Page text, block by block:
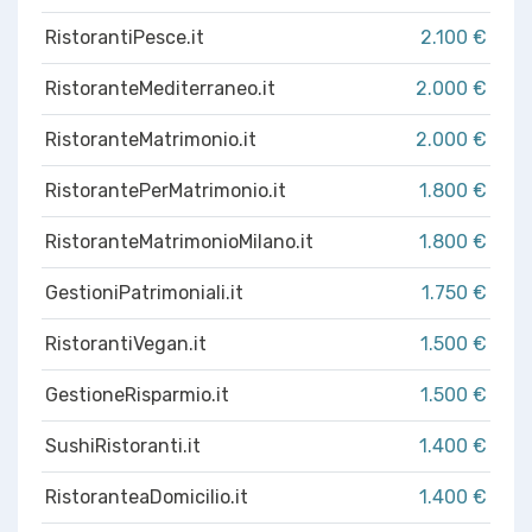
RistorantiPesce.it 2.100 €
RistoranteMediterraneo.it 2.000 €
RistoranteMatrimonio.it 2.000 €
RistorantePerMatrimonio.it 1.800 €
RistoranteMatrimonioMilano.it 1.800 €
GestioniPatrimoniali.it 1.750 €
RistorantiVegan.it 1.500 €
GestioneRisparmio.it 1.500 €
SushiRistoranti.it 1.400 €
RistoranteaDomicilio.it 1.400 €